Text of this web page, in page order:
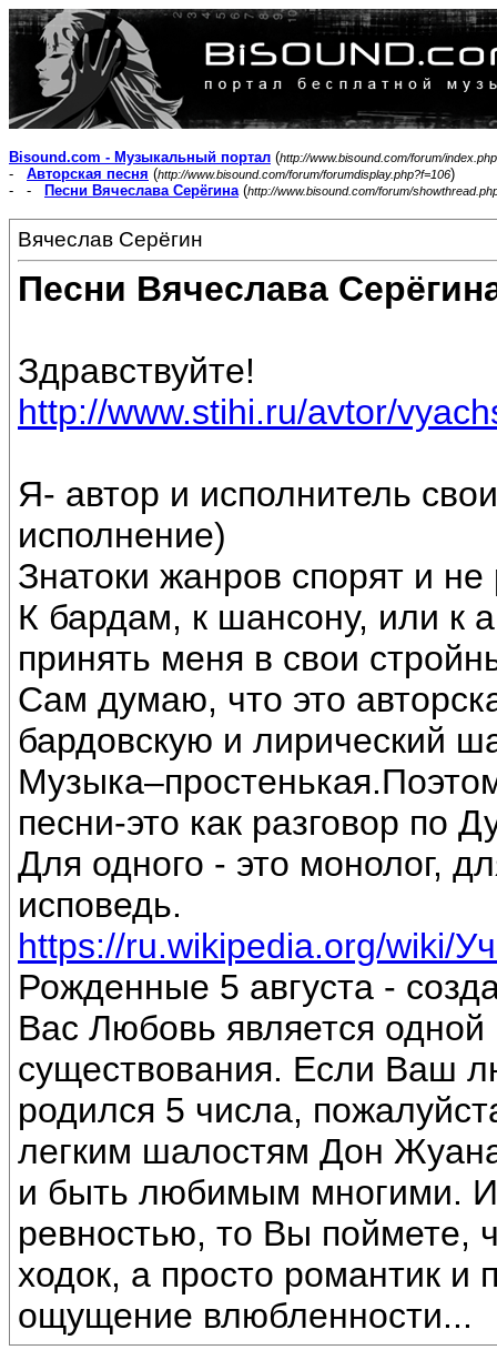
Bisound.com - Музыкальный портал (http://www.bisound.com/forum/index.php
- Авторская песня (http://www.bisound.com/forum/forumdisplay.php?f=106)
- -
Песни Вячеслава Серёгина(http://www.bisound.com/forum/
Вячеслав Серёгин
Песни Вячеслава
Здравствуйте!
http://www.stihi.ru/avtor/
Я- автор и исполнитель
исполнение)
Знатоки жанров спорят и
К бардам, к шансону, или к
принять меня в свои
Сам думаю, что это
бардовскую и лирический
песни-это как разговор по
Для одного - это монолог,
исповедь.
https://ru.wikipedia.org/wiki/
Рожденные 5 августа -
Вас Любовь является
существования. Если Ваш
родился 5 числа,
легким шалостям Дон
и быть любимым многими.
ревностью, то Вы
ходок, а просто романтик и
ощущение влюбленности...